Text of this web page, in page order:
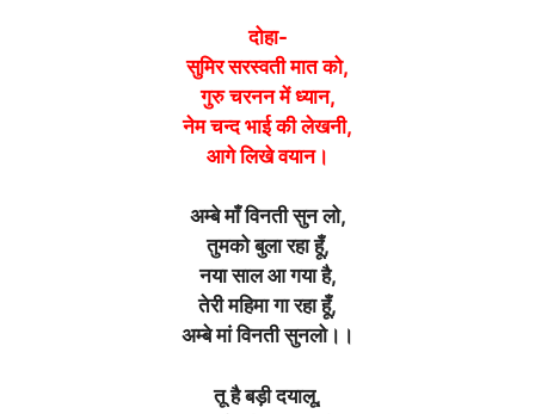
दोहा-
सुमिर सरस्वती मात को,
गुरु चरनन में ध्यान,
नेम चन्द भाई की लेखनी,
आगे लिखे वयान।
अम्बे माँ विनती सुन लो,
तुमको बुला रहा हूँ,
नया साल आ गया है,
तेरी महिमा गा रहा हूँ,
अम्बे मां विनती सुनलो।।
तू है बड़ी दयालू,